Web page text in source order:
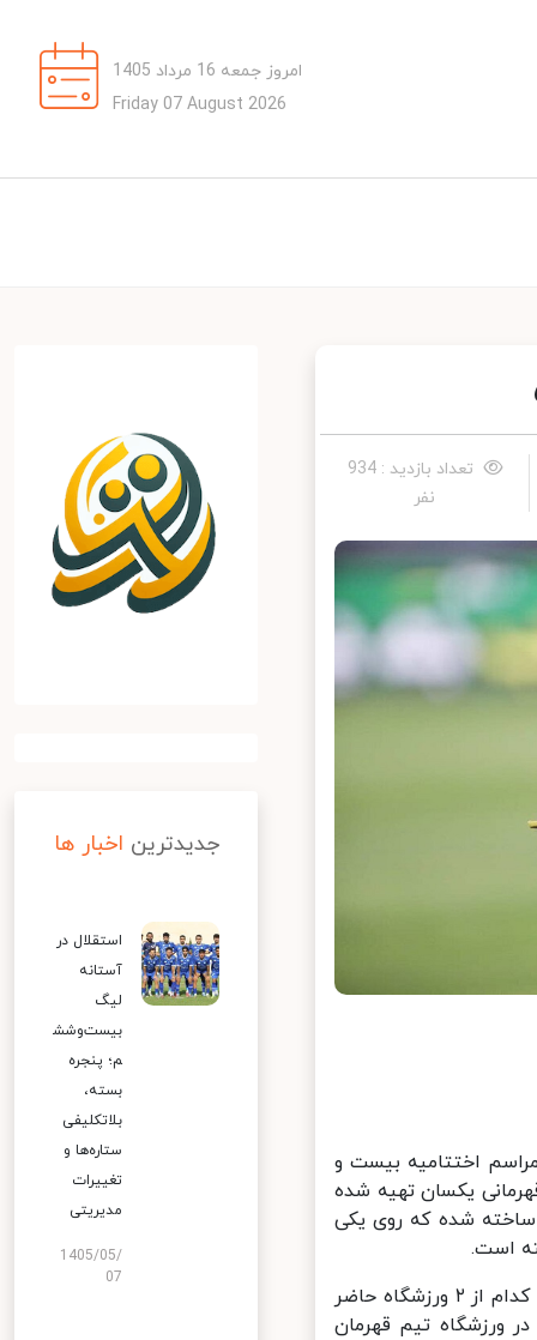
امروز جمعه 16 مرداد 1405
Friday 07 August 2026
تعداد بازدید : 934
نفر
اختتامیه بیست و
و ۲ جام قهرمانی و ۲ سری مدال قهرمانی یکسان تهیه شده
و دستگردی ساخته شده که روی یکی
است.
وی تصریح کرد: مسئولان ارشد فدراسیون و سازمان لیگ فوتبال نیز در هیچ کدام از ۲ ورزشگاه حاضر
ورزشگاه تیم قهرمان
جدیدترین اخبار ها
استقلال در
آستانه
لیگ
بیست‌وشش
م؛ پنجره
بسته،
بلاتکلیفی
ستاره‌ها و
تغییرات
مدیریتی
1405/05/
07